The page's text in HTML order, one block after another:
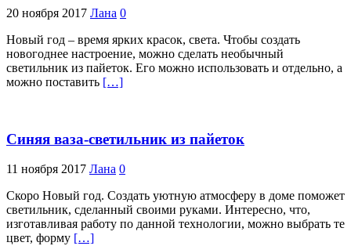
20 ноября 2017 Лана 0
Новый год – время ярких красок, света. Чтобы создать
новогоднее настроение, можно сделать необычный
светильник из пайеток. Его можно использовать и отдельно, а
можно поставить […]
Синяя ваза-светильник из пайеток
11 ноября 2017 Лана 0
Скоро Новый год. Создать уютную атмосферу в доме поможет
светильник, сделанный своими руками. Интересно, что,
изготавливая работу по данной технологии, можно выбрать те
цвет, форму […]